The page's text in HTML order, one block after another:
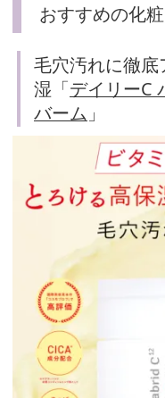
おすすめの化
毛穴汚れに徹
湿「デイリーC
バーム 」